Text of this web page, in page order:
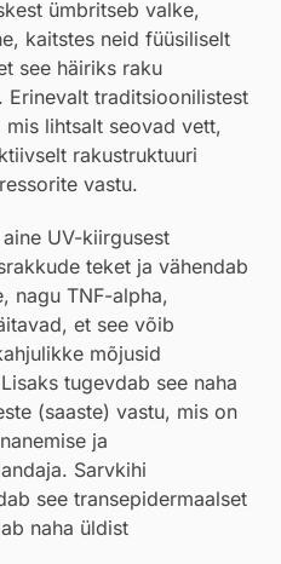
ümbritseb valke,
kaitstes neid füüsiliselt
see häiriks raku
Erinevalt traditsioonilistest
mis lihtsalt seovad vett,
rakustruktuuri
vastu.
UV-kiirgusest
teket ja vähendab
nagu TNF-alpha,
et see võib
mõjusid
tugevdab see naha
(saaste) vastu, mis on
ja
Sarvkihi
see transepidermaalset
naha üldist